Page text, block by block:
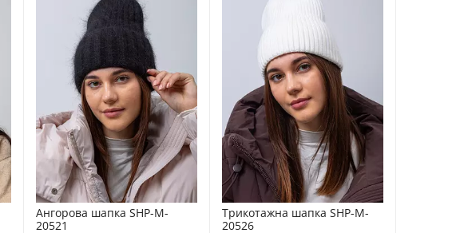
Ангорова шапка SHP-M-
20521
Трикотажна шапка SHP-M-
20526